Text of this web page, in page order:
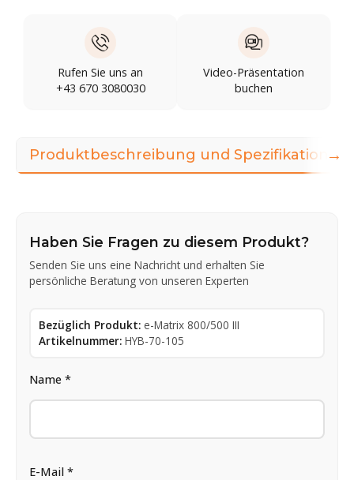
Rufen Sie uns an
+43 670 3080030
Video-Präsentation
buchen
Produktbeschreibung und Spezifikationen
Haben Sie Fragen zu diesem Produkt?
Senden Sie uns eine Nachricht und erhalten Sie
persönliche Beratung von unseren Experten
Bezüglich Produkt: e-Matrix 800/500 III
Artikelnummer: HYB-70-105
Name *
E-Mail *
→